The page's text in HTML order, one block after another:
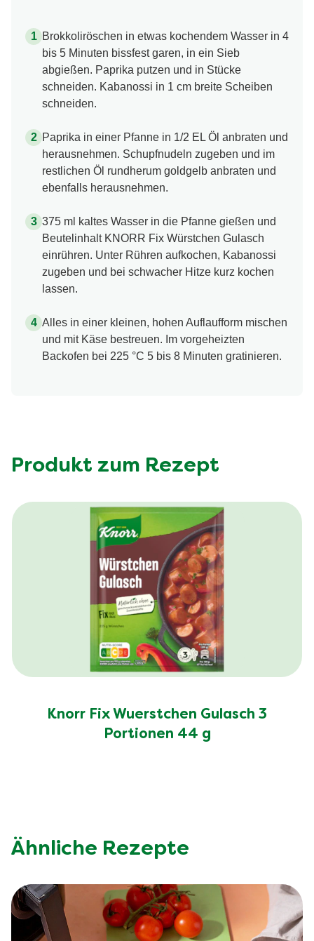
Brokkoliröschen in etwas kochendem Wasser in 4
bis 5 Minuten bissfest garen, in ein Sieb
abgießen. Paprika putzen und in Stücke
schneiden. Kabanossi in 1 cm breite Scheiben
schneiden.
Paprika in einer Pfanne in 1/2 EL Öl anbraten und
herausnehmen. Schupfnudeln zugeben und im
restlichen Öl rundherum goldgelb anbraten und
ebenfalls herausnehmen.
375 ml kaltes Wasser in die Pfanne gießen und
Beutelinhalt KNORR Fix Würstchen Gulasch
einrühren. Unter Rühren aufkochen, Kabanossi
zugeben und bei schwacher Hitze kurz kochen
lassen.
Alles in einer kleinen, hohen Auflaufform mischen
und mit Käse bestreuen. Im vorgeheizten
Backofen bei 225 °C 5 bis 8 Minuten gratinieren.
Produkt zum Rezept
Knorr Fix Wuerstchen Gulasch 3
Portionen 44 g
Ähnliche Rezepte